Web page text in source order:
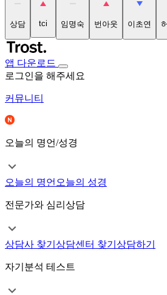
상담 tci 임명숙 번아웃 이초연
앱 다운로드
로그인을 해주세요
커뮤니티
오늘의 명언/성경
오늘의 명언 오늘의 성경
전문가와 심리상담
상담사 찾기 상담센터 찾기 상담하기
자기분석 테스트